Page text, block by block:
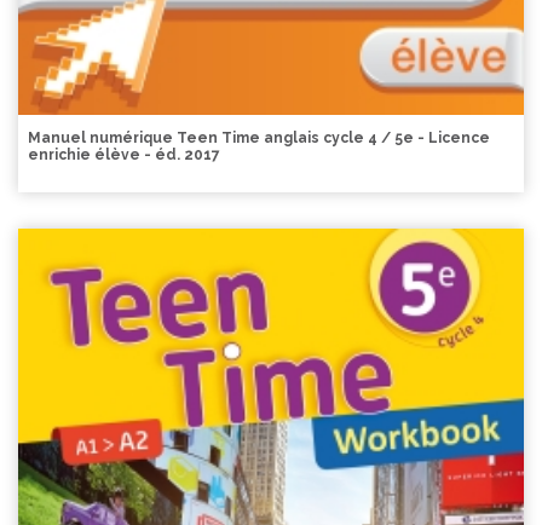
Manuel numérique Teen Time anglais cycle 4 / 5e - Licence
enrichie élève - éd. 2017